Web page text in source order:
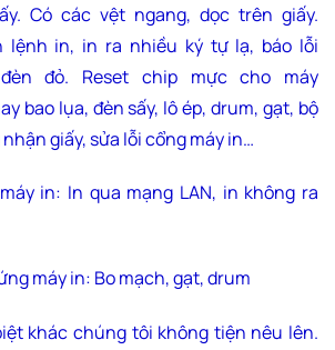
Có các vệt ngang, dọc trên giấy.
lệnh in, in ra nhiều ký tự lạ, báo lỗi
đỏ. Reset chip mực cho máy
bao lụa, đèn sấy, lô ép, drum, gạt, bộ
giấy, sửa lỗi cổng máy in…
in: In qua mạng LAN, in không ra
máy in: Bo mạch, gạt, drum
khác chúng tôi không tiện nêu lên.